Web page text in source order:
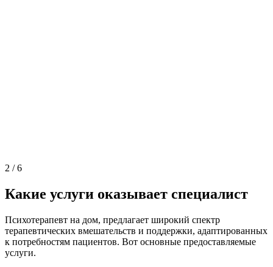
2 /6
Какие услуги оказывает специалист
Психотерапевт на дом, предлагает широкий спектр
терапевтических вмешательств и поддержки, адаптированных
к потребностям пациентов. Вот основные предоставляемые
услуги.